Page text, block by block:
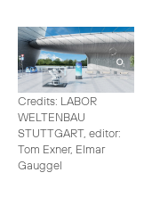
Credits: LABOR
WELTENBAU
STUTTGART, editor:
Tom Exner, Elmar
Gauggel